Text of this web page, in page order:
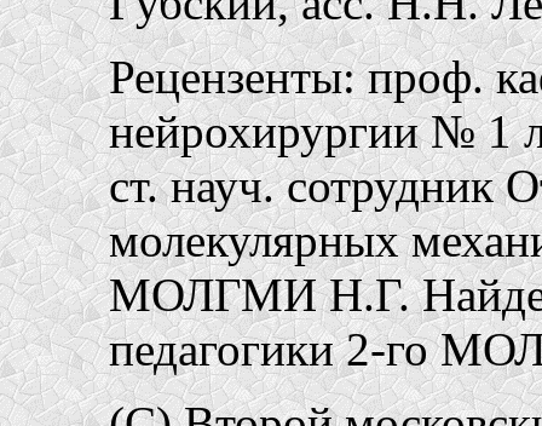
Рецензенты: проф.
нейрохирургии №
ст. науч. сотрудник
молекулярных
МОЛГМИ Н.Г.
педагогики 2-го